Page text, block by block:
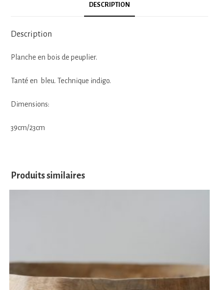
DESCRIPTION
Description
Planche en bois de peuplier.
Tanté en bleu. Technique indigo.
Dimensions:
39cm/23cm
Produits similaires